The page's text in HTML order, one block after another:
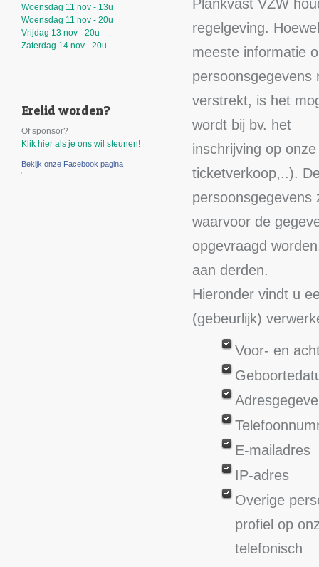
Woensdag 11 nov - 13u
Woensdag 11 nov - 20u
Vrijdag 13 nov - 20u
Zaterdag 14 nov - 20u
Erelid worden?
Of sponsor?
Klik hier als je ons wil steunen!
Bekijk onze Facebook pagina
Plankvast VZW
regelgeving.
meeste informatie
persoonsgegevens
verstrekt, is het
wordt bij bv. het
inschrijving op
ticketverkoop,..).
persoonsgegevens
waarvoor de
opgevraagd
aan derden.
Hieronder vindt u
(gebeurlijk)
Voor- en
E-mailadres
IP-adres
Overige
profiel op
telefonisch